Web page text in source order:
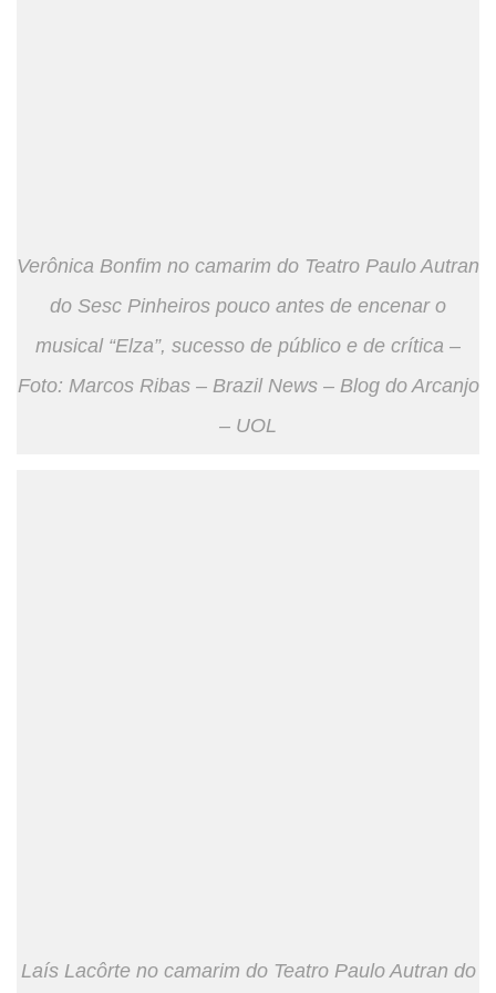
Verônica Bonfim no camarim do Teatro Paulo Autran
do Sesc Pinheiros pouco antes de encenar o
musical “Elza”, sucesso de público e de crítica –
Foto: Marcos Ribas – Brazil News – Blog do Arcanjo
– UOL
Laís Lacôrte no camarim do Teatro Paulo Autran do